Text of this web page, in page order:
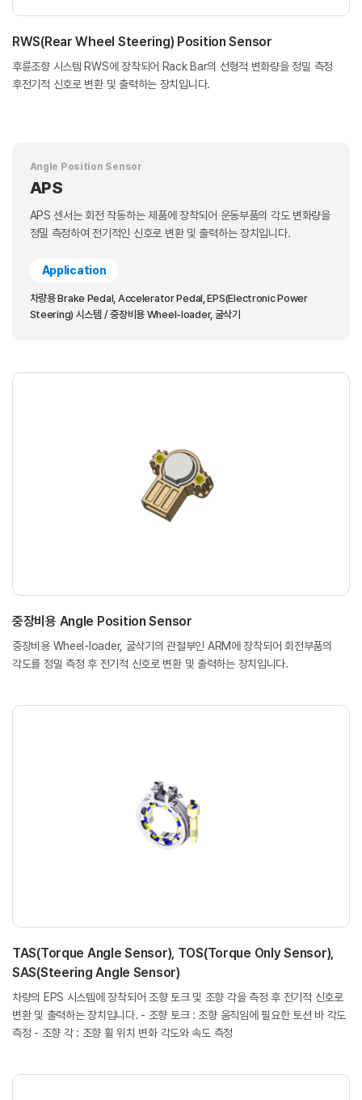
RWS(Rear Wheel Steering) Position Sensor
후륜조향 시스템 RWS에 장착되어 Rack Bar의 선형적 변화량을 정밀 측정
후전기적 신호로 변환 및 출력하는 장치입니다.
Angle Position Sensor
APS
APS 센서는 회전 작동하는 제품에 장착되어 운동부품의 각도 변화량을
정밀 측정하여 전기적인 신호로 변환 및 출력하는 장치입니다.
Application
차량용 Brake Pedal, Accelerator Pedal, EPS(Electronic Power
Steering) 시스템 / 중장비용 Wheel-loader, 굴삭기
중장비용 Angle Position Sensor
중장비용 Wheel-loader, 굴삭기의 관절부인 ARM에 장착되어 회전부품의
각도를 정밀 측정 후 전기적 신호로 변환 및 출력하는 장치입니다.
TAS(Torque Angle Sensor), TOS(Torque Only Sensor),
SAS(Steering Angle Sensor)
차량의 EPS 시스템에 장착되어 조향 토크 및 조향 각을 측정 후 전기적 신호로
변환 및 출력하는 장치입니다. - 조향 토크 : 조향 움직임에 필요한 토션 바 각도
측정 - 조향 각 : 조향 휠 위치 변화 각도와 속도 측정